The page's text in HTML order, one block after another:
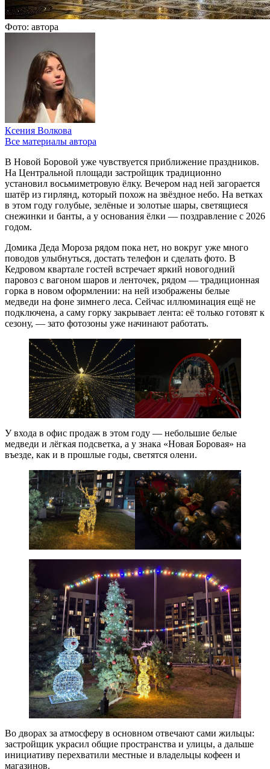
Фото: автора
Ксения Волкова
Все материалы автора
В Новой Боровой уже чувствуется приближение праздников.
На Центральной площади застройщик традиционно
установил восьмиметровую ёлку. Вечером над ней загорается
шатёр из гирлянд, который похож на звёздное небо. На ветках
в этом году голубые, зелёные и золотые шары, светящиеся
снежинки и банты, а у основания ёлки — поздравление с 2026
годом.
Домика Деда Мороза рядом пока нет, но вокруг уже много
поводов улыбнуться, достать телефон и сделать фото. В
Кедровом квартале гостей встречает яркий новогодний
паровоз с вагоном шаров и ленточек, рядом — традиционная
горка в новом оформлении: на ней изображены белые
медведи на фоне зимнего леса. Сейчас иллюминация ещё не
подключена, а саму горку закрывает лента: её только готовят к
сезону, — зато фотозоны уже начинают работать.
У входа в офис продаж в этом году — небольшие белые
медведи и лёгкая подсветка, а у знака «Новая Боровая» на
въезде, как и в прошлые годы, светятся олени.
Во дворах за атмосферу в основном отвечают сами жильцы:
застройщик украсил общие пространства и улицы, а дальше
инициативу перехватили местные и владельцы кофеен и
магазинов.